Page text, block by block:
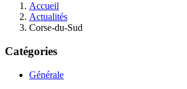
Accueil
Actualités
Corse-du-Sud
Catégories
Générale